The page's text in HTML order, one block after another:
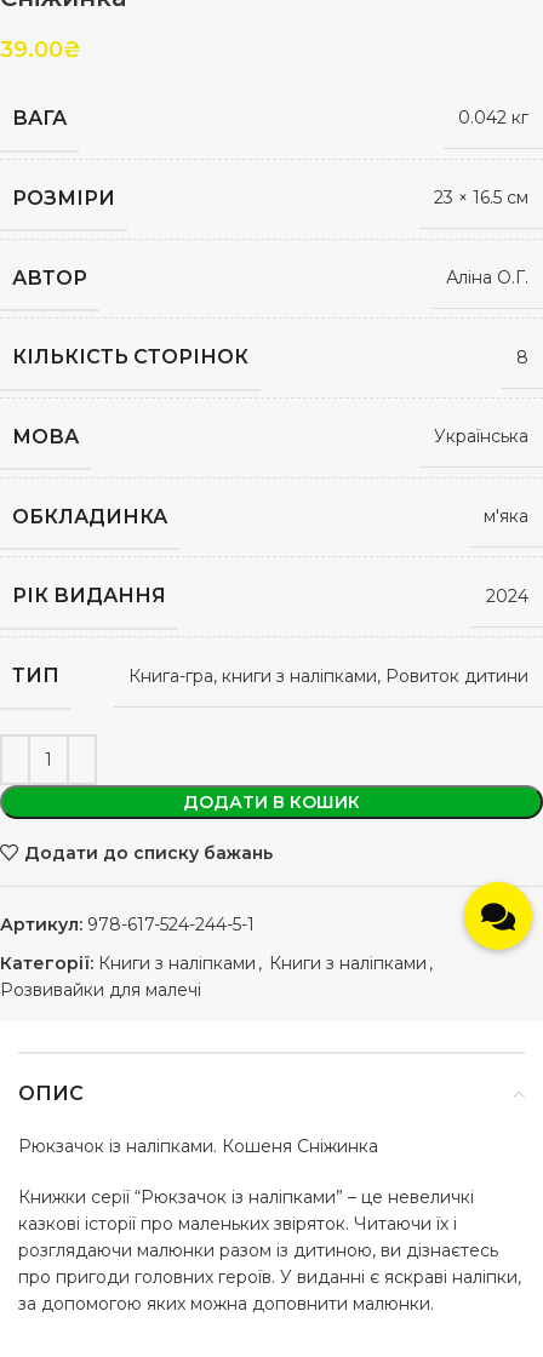
39.00₴
ВАГА 0.042 кг
РОЗМІРИ 23 × 16.5 см
АВТОР Аліна О.Г.
КІЛЬКІСТЬ СТОРІНОК 8
МОВА Українська
ОБКЛАДИНКА м'яка
РІК ВИДАННЯ 2024
ТИП Книга-гра, книги з наліпками, Ровиток дитини
ДОДАТИ В КОШИК
Додати до списку бажань
Артикул: 978-617-524-244-5-1
Категорії: Книги з наліпками , Книги з наліпками ,
Розвивайки для малечі
ОПИС
Рюкзачок із наліпками. Кошеня Сніжинка
Книжки серії “Рюкзачок із наліпками” – це невеличкі
казкові історії про маленьких звіряток. Читаючи їх і
розглядаючи малюнки разом із дитиною, ви дізнаєтесь
про пригоди головних героїв. У виданні є яскраві наліпки,
за допомогою яких можна доповнити малюнки.